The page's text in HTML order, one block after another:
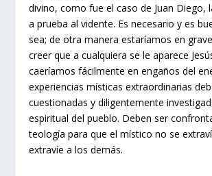
divino, como fue el caso de Juan Diego,
a prueba al vidente. Es necesario y es
sea; de otra manera estaríamos en
creer que a cualquiera se le aparece
caeríamos fácilmente en engaños del
experiencias místicas extraordinarias
cuestionadas y diligentemente
espiritual del pueblo. Deben ser
teología para que el místico no se
extravíe a los demás.